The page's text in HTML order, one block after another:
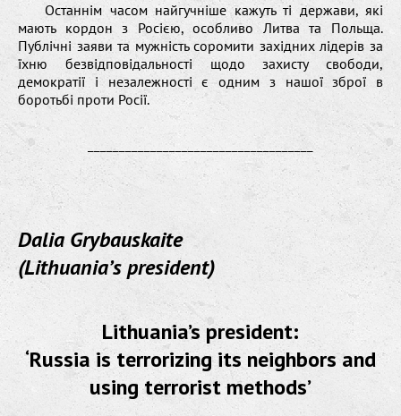
Останнім часом найгучніше кажуть ті держави, які
мають кордон з Росією, особливо Литва та Польща.
Публічні заяви та мужність соромити західних лідерів за
їхню безвідповідальності щодо захисту свободи,
демократії і незалежності є одним з нашої зброї в
боротьбі проти Росії.
____________________________________
Dalia Grybauskaite
(Lithuania’s president)
Lithuania’s president:
‘Russia is terrorizing its neighbors and
using terrorist methods’